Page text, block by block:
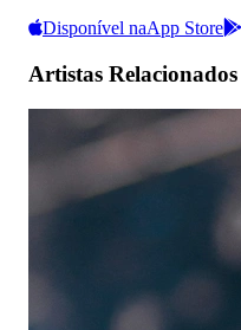
Disponível naApp Store
Artistas Relacionados